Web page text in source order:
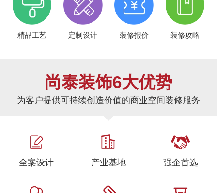
精品工艺 定制设计 装修报价 装修攻略
尚泰装饰6大优势
为客户提供可持续创造价值的商业空间装修服务
全案设计 产业基地 强企首选